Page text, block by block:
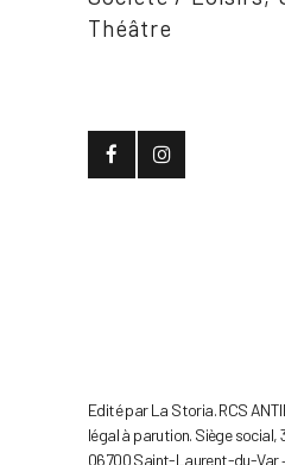
Théâtre
Edité par La Storia. RCS
légal à parution. Siège social,
06700 Saint-Laurent-du-Var